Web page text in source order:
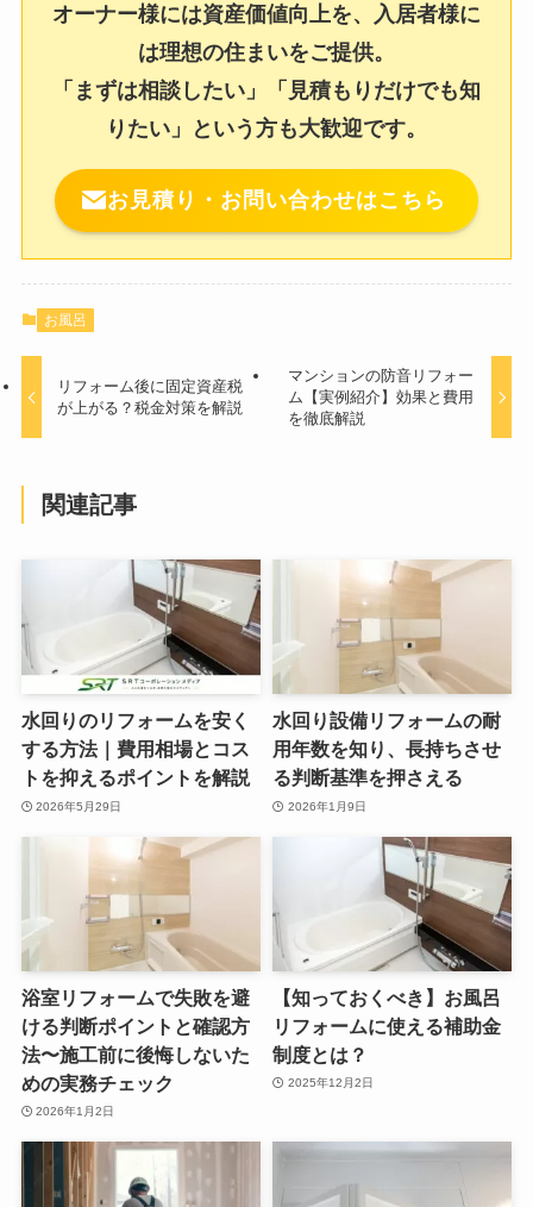
オーナー様には資産価値向上を、入居者様に
は理想の住まいをご提供。
「まずは相談したい」「見積もりだけでも知
りたい」という方も大歓迎です。
お見積り・お問い合わせはこちら
お風呂
リフォーム後に固定資産税
が上がる？税金対策を解説
マンションの防音リフォー
ム【実例紹介】効果と費用
を徹底解説
関連記事
水回りのリフォームを安く
する方法｜費用相場とコス
トを抑えるポイントを解説
2026年5月29日
水回り設備リフォームの耐
用年数を知り、長持ちさせ
る判断基準を押さえる
2026年1月9日
浴室リフォームで失敗を避
ける判断ポイントと確認方
法〜施工前に後悔しないた
めの実務チェック
2026年1月2日
【知っておくべき】お風呂
リフォームに使える補助金
制度とは？
2025年12月2日